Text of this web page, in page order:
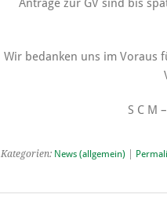
Anträge zur GV sind bis
Wir bedanken uns im Voraus
S C M
Kategorien: News (allgemein)|